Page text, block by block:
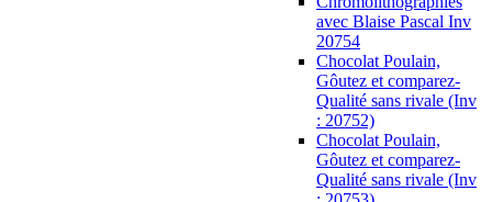
avec Blaise Pascal Inv
20754
Chocolat Poulain,
Gôutez et comparez-
Qualité sans rivale (Inv
: 20752)
Chocolat Poulain,
Gôutez et comparez-
Qualité sans rivale (Inv